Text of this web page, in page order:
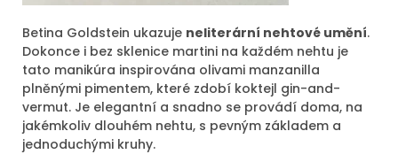
Betina Goldstein ukazuje neliterární nehtové umění.
Dokonce i bez sklenice martini na každém nehtu je
tato manikúra inspirována olivami manzanilla
plněnými pimentem, které zdobí koktejl gin-and-
vermut. Je elegantní a snadno se provádí doma, na
jakémkoliv dlouhém nehtu, s pevným základem a
jednoduchými kruhy.